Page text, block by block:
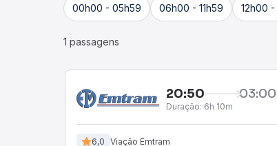
00h00 - 05h59 06h00 - 11h59 12h00 -
1 passagens
20:50 03:00
Duração: 6h 10m
6,0 Viação Emtram